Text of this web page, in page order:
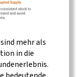
mehr als
in die